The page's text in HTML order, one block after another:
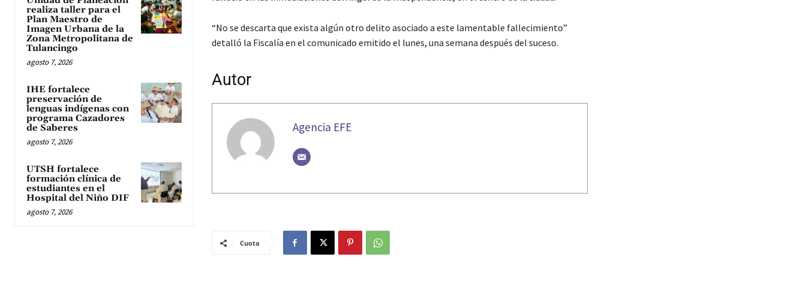
realiza taller para el
Plan Maestro de
Imagen Urbana de la
Zona Metropolitana de
Tulancingo
agosto 7, 2026
IHE fortalece
preservación de
lenguas indígenas con
programa Cazadores
de Saberes
agosto 7, 2026
UTSH fortalece
formación clínica de
estudiantes en el
Hospital del Niño DIF
agosto 7, 2026
“No se descarta que exista algún otro delito asociado a este lamentable fallecimiento”
detalló la Fiscalía en el comunicado emitido el lunes, una semana después del suceso.
Autor
Agencia EFE
Cuota